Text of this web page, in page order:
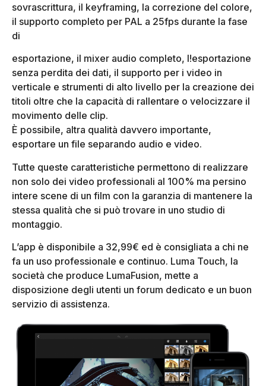
sovrascrittura, il keyframing, la correzione del colore,
il supporto completo per PAL a 25fps durante la fase
di
esportazione, il mixer audio completo, l!esportazione
senza perdita dei dati, il supporto per i video in
verticale e strumenti di alto livello per la creazione dei
titoli oltre che la capacità di rallentare o velocizzare il
movimento delle clip.
È possibile, altra qualità davvero importante,
esportare un file separando audio e video.
Tutte queste caratteristiche permettono di realizzare
non solo dei video professionali al 100% ma persino
intere scene di un film con la garanzia di mantenere la
stessa qualità che si può trovare in uno studio di
montaggio.
L’app è disponibile a 32,99€ ed è consigliata a chi ne
fa un uso professionale e continuo. Luma Touch, la
società che produce LumaFusion, mette a
disposizione degli utenti un forum dedicato e un buon
servizio di assistenza.